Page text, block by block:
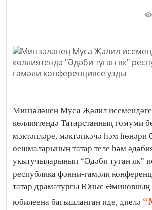
Минзәләнең Муса Җәлил исемендәге
көллиятендә Татарстанның гомуми
мәктәпләре, мәктәпкәчә һәм һөнәри
оешмаларының татар теле һәм
укытучыларының “Әдәби туган як”
республика фәнни-гамәли
татар драматургы Юныс Әминовның
юбилеена багышланган иде, диелә